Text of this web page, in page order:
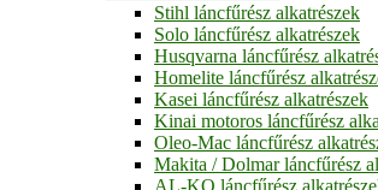
Stihl láncfűrész alkatrészek
Solo láncfűrész alkatrészek
Husqvarna láncfűrész
Homelite láncfűrész
Kasei láncfűrész alkatrészek
Kinai motoros láncfűrész
Oleo-Mac láncfűrész
Makita / Dolmar láncfűrész
AL-KO láncfűrész